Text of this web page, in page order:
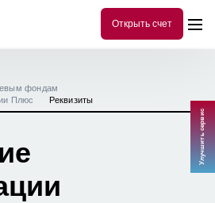
Открыть счет
фондам
Плюс
Реквизиты
Улучшить сервис